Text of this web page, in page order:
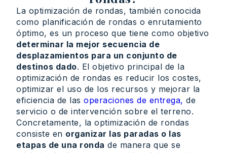
La optimización de rondas, también conocida
como planificación de rondas o enrutamiento
óptimo, es un proceso que tiene como objetivo
determinar la mejor secuencia de
desplazamientos para un conjunto de
destinos dado. El objetivo principal de la
optimización de rondas es reducir los costes,
optimizar el uso de los recursos y mejorar la
eficiencia de las operaciones de entrega, de
servicio o de intervención sobre el terreno.
Concretamente, la optimización de rondas
consiste en organizar las paradas o las
etapas de una ronda de manera que se